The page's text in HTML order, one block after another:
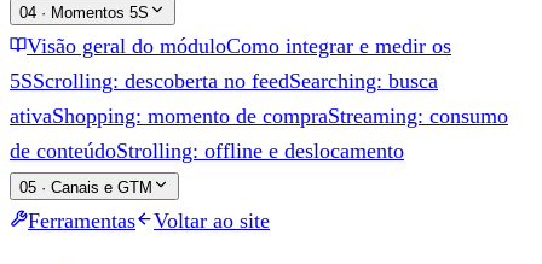
04 · Momentos 5S
Visão geral do móduloComo integrar e medir os
5SScrolling: descoberta no feedSearching: busca
ativaShopping: momento de compraStreaming: consumo
de conteúdoStrolling: offline e deslocamento
05 · Canais e GTM
Ferramentas Voltar ao site